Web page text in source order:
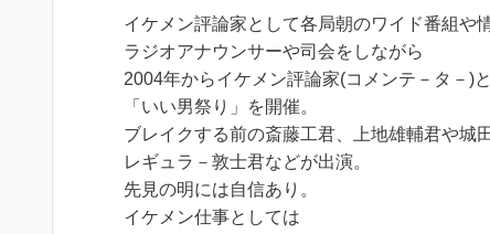
イケメン評論家として各局朝のワイド番組や
ラジオアナウンサーや司会をしながら
2004年からイケメン評論家(コメンテ－タ－)
「いい男祭り」を開催。
ブレイクする前の斎藤工君、上地雄輔君や城
レギュラ－敦士君などが出演。
先見の明には自信あり。
イケメン仕事としては